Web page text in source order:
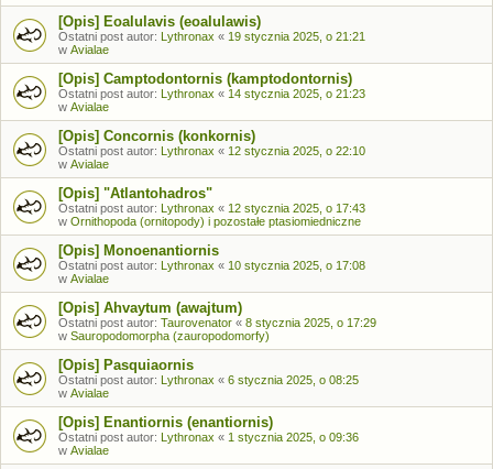
[Opis] Eoalulavis (eoalulawis)
Ostatni post autor: Lythronax « 19 stycznia 2025, o 21:21
w Avialae
[Opis] Camptodontornis (kamptodontornis)
Ostatni post autor: Lythronax « 14 stycznia 2025, o 21:23
w Avialae
[Opis] Concornis (konkornis)
Ostatni post autor: Lythronax « 12 stycznia 2025, o 22:10
w Avialae
[Opis] "Atlantohadros"
Ostatni post autor: Lythronax « 12 stycznia 2025, o 17:43
w Ornithopoda (ornitopody) i pozostałe ptasiomiedniczne
[Opis] Monoenantiornis
Ostatni post autor: Lythronax « 10 stycznia 2025, o 17:08
w Avialae
[Opis] Ahvaytum (awajtum)
Ostatni post autor: Taurovenator « 8 stycznia 2025, o 17:29
w Sauropodomorpha (zauropodomorfy)
[Opis] Pasquiaornis
Ostatni post autor: Lythronax « 6 stycznia 2025, o 08:25
w Avialae
[Opis] Enantiornis (enantiornis)
Ostatni post autor: Lythronax « 1 stycznia 2025, o 09:36
w Avialae